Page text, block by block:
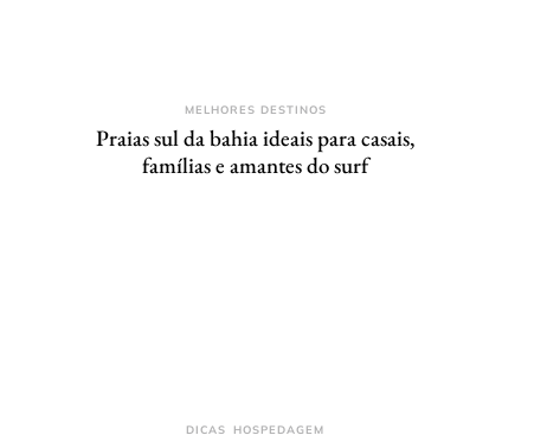
MELHORES DESTINOS
Praias sul da bahia ideais para casais,
famílias e amantes do surf
DICAS HOSPEDAGEM